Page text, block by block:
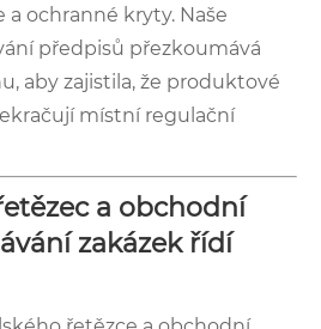
a ochranné kryty. Naše
předpisů přezkoumává
aby zajistila, že produktové
místní regulační
a obchodní
zakázek řídí